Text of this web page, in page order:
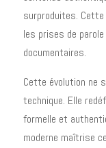
surproduites.
les prises de
documentaires.
Cette évolution ne
technique. Elle
formelle et
moderne maîtrise